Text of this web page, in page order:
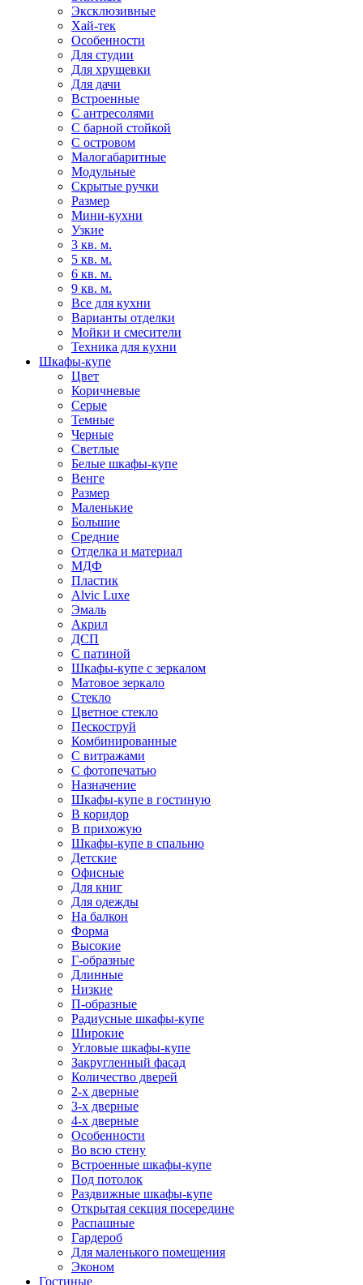
Эксклюзивные
Хай-тек
Особенности
Для студии
Для хрущевки
Для дачи
Встроенные
С антресолями
С барной стойкой
С островом
Малогабаритные
Модульные
Скрытые ручки
Размер
Мини-кухни
Узкие
3 кв. м.
5 кв. м.
6 кв. м.
9 кв. м.
Все для кухни
Варианты отделки
Мойки и смесители
Техника для кухни
Шкафы-купе
Цвет
Коричневые
Серые
Темные
Черные
Светлые
Белые шкафы-купе
Венге
Размер
Маленькие
Большие
Средние
Отделка и материал
МДФ
Пластик
Alvic Luxe
Эмаль
Акрил
ДСП
С патиной
Шкафы-купе с зеркалом
Матовое зеркало
Стекло
Цветное стекло
Пескоструй
Комбинированные
С витражами
С фотопечатью
Назначение
Шкафы-купе в гостиную
В коридор
В прихожую
Шкафы-купе в спальню
Детские
Офисные
Для книг
Для одежды
На балкон
Форма
Высокие
Г-образные
Длинные
Низкие
П-образные
Радиусные шкафы-купе
Широкие
Угловые шкафы-купе
Закругленный фасад
Количество дверей
2-х дверные
3-х дверные
4-х дверные
Особенности
Во всю стену
Встроенные шкафы-купе
Под потолок
Раздвижные шкафы-купе
Открытая секция посередине
Распашные
Гардероб
Для маленького помещения
Эконом
Гостиные